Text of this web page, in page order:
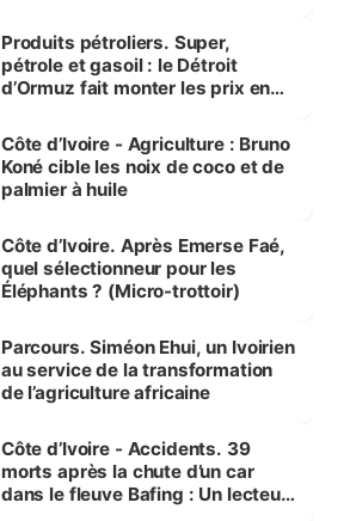
menacées
Produits pétroliers. Super,
pétrole et gasoil : le Détroit
d’Ormuz fait monter les prix en
Côte d’Ivoire - Agriculture : Bruno
Koné cible les noix de coco et de
palmier à huile
Côte d’Ivoire. Après Emerse Faé,
quel sélectionneur pour les
Éléphants ? (Micro-trottoir)
Parcours. Siméon Ehui, un Ivoirien
au service de la transformation
de l’agriculture africaine
Côte d’Ivoire - Accidents. 39
morts après la chute d’un car
dans le fleuve Bafing : Un lecteur